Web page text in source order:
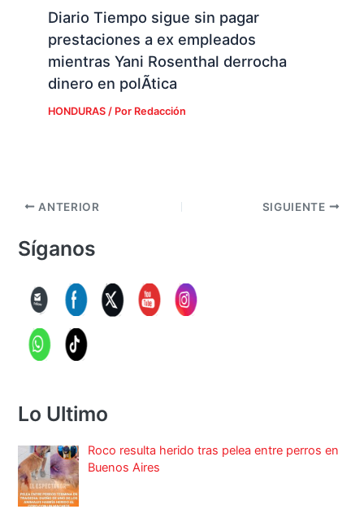
Diario Tiempo sigue sin pagar
prestaciones a ex empleados
mientras Yani Rosenthal derrocha
dinero en polÃ­tica
HONDURAS/ Por Redacción
ANTERIOR SIGUIENTE
Síganos
Lo Ultimo
Roco resulta herido tras pelea entre perros en
Buenos Aires